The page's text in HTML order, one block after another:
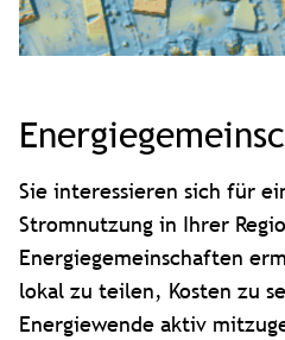
Sie interessieren sich für
Stromnutzung in Ihrer
Energiegemeinschaften
lokal zu teilen, Kosten zu
Energiewende aktiv